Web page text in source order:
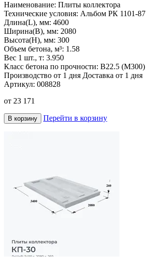
Наименование: Плиты коллектора
Технические условия: Альбом РК 1101-87
Длина(L), мм: 4600
Ширина(B), мм: 2080
Высота(H), мм: 300
Объем бетона, м³: 1.58
Вес 1 шт., т: 3.950
Класс бетона по прочности: В22.5 (М300)
Производство от 1 дня Доставка от 1 дня
Артикул: 008828
от 23 171
В корзину Перейти в корзину